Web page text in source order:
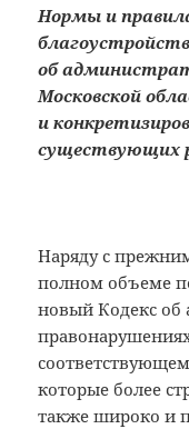
Нормы и
об
Московской
и
существующих
Наряду с
полном объеме
новый Кодекс об
которые более
также широко и